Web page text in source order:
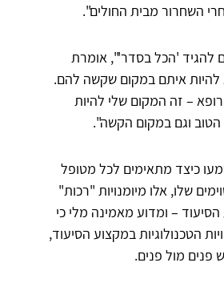
השחרור מבית החולים".
להגיד 'הכל בסדר'", אומרת
להיות איתם במקום שקשה להם.
– זה המקום שלי להיות
וגם במקום הקשה".
כיצד מתאימים לכל מטופל
שלו, אלו מיומנויות "רכות"
– ומדוע מאמינה מלי כי
הטכנולוגיות במקצוע הסיעוד,
פנים מול פנים.